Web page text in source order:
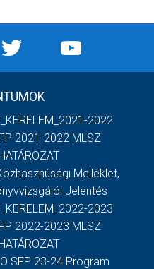
2022
2021-2022 MLSZ
Melléklet,
Jelentés
2023
2022-2023 MLSZ
SFP 23-24 Program